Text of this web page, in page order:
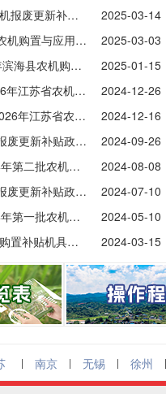
关于实施2025年农机报废更新补贴政策的通知
2025-03-14
关于恢复部分产品农机购置与应用补贴资格的函
2025-03-03
关于印发《2025 年滨海县农机购置与应用补贴工作实施方...
2025-01-15
关于公布2024-2026年江苏省农机购置与应用补贴机具...
2024-12-26
关于印发《2024-2026年江苏省农机购置与应用补贴实...
2024-12-16
关于加力推动农机报废更新补贴政策实施的补充通知
2024-09-26
第18号公告（2024年第二批农机购置与应用补贴形式审核...
2024-08-08
关于大力实施农机报废更新补贴政策推动大规模设备更新工作的...
2024-07-10
第10号公告（2024年第一批农机购置与应用补贴形式审核...
2024-05-10
2024年滨海县农机购置补贴机具核验工作要点
2024-03-15
| 南京 | 无锡 | 徐州 |